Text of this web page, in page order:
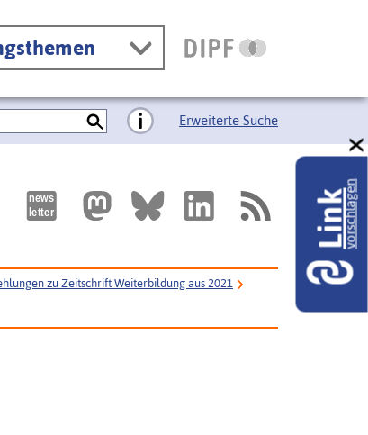
Erweiterte Suche
zu Zeitschrift Weiterbildung aus 2021
Linkvorschlagen